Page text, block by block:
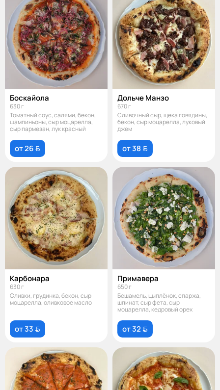
Боскайола
630 г
Томатный соус, салями, бекон,
шампиньоны, сыр моцарелла,
сыр пармезан, лук красный
от 26 
Дольче Манзо
670 г
Сливочный сыр, щека говядины,
бекон, сыр моцарелла, луковый
джем
от 38 
Карбонара
630 г
Сливки, грудинка, бекон, сыр
моцарелла, оливковое масло
от 33 
Примавера
650 г
Бешамель, цыплёнок, спаржа,
шпинат, сыр фета, сыр
моцарелла, кедровый орех
от 32 